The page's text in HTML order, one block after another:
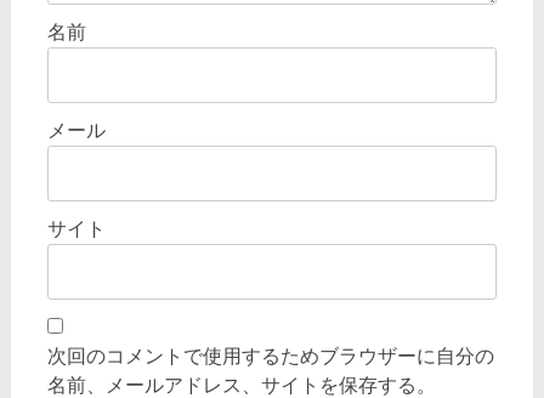
名前
メール
サイト
次回のコメントで使用するためブラウザーに自分の
名前、メールアドレス、サイトを保存する。